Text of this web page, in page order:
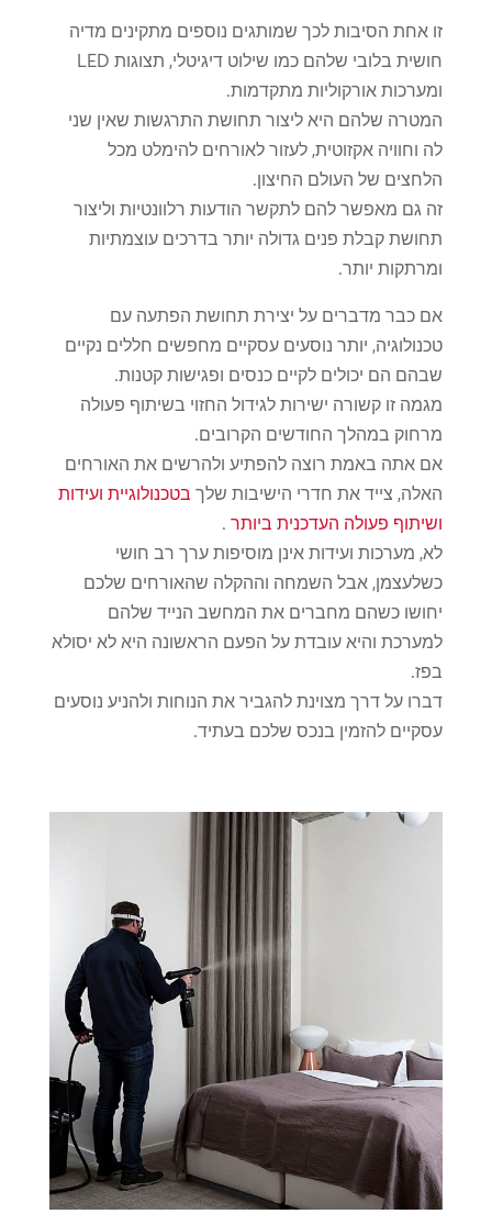
זו אחת הסיבות לכך שמותגים נוספים מתקינים מדיה
חושית בלובי שלהם כמו שילוט דיגיטלי, תצוגות LED
ומערכות אורקוליות מתקדמות.
המטרה שלהם היא ליצור תחושת התרגשות שאין שני
לה וחוויה אקזוטית, לעזור לאורחים להימלט מכל
הלחצים של העולם החיצון.
זה גם מאפשר להם לתקשר הודעות רלוונטיות וליצור
תחושת קבלת פנים גדולה יותר בדרכים עוצמתיות
ומרתקות יותר.
אם כבר מדברים על יצירת תחושת הפתעה עם
טכנולוגיה, יותר נוסעים עסקיים מחפשים חללים נקיים
שבהם הם יכולים לקיים כנסים ופגישות קטנות.
מגמה זו קשורה ישירות לגידול החזוי בשיתוף פעולה
מרחוק במהלך החודשים הקרובים.
אם אתה באמת רוצה להפתיע ולהרשים את האורחים
האלה, צייד את חדרי הישיבות שלך בטכנולוגיית ועידות
ושיתוף פעולה העדכנית ביותר.
לא, מערכות ועידות אינן מוסיפות ערך רב חושי
כשלעצמן, אבל השמחה וההקלה שהאורחים שלכם
יחושו כשהם מחברים את המחשב הנייד שלהם
למערכת והיא עובדת על הפעם הראשונה היא לא יסולא
בפז.
דברו על דרך מצוינת להגביר את הנוחות ולהניע נוסעים
עסקיים להזמין בנכס שלכם בעתיד.